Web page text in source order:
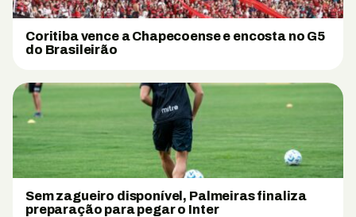
Coritiba vence a Chapecoense e encosta no G5
do Brasileirão
Sem zagueiro disponível, Palmeiras finaliza
preparação para pegar o Inter